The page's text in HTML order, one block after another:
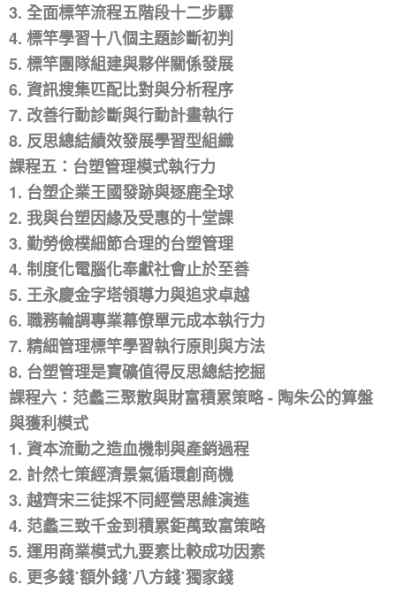
3. 全面標竿流程五階段十二步驟
4. 標竿學習十八個主題診斷初判
5. 標竿團隊組建與夥伴關係發展
6. 資訊搜集匹配比對與分析程序
7. 改善行動診斷與行動計畫執行
8. 反思總結績效發展學習型組織
課程五：台塑管理模式執行力
1. 台塑企業王國發跡與逐鹿全球
2. 我與台塑因緣及受惠的十堂課
3. 勤勞儉樸細節合理的台塑管理
4. 制度化電腦化奉獻社會止於至善
5. 王永慶金字塔領導力與追求卓越
6. 職務輪調專業幕僚單元成本執行力
7. 精細管理標竿學習執行原則與方法
8. 台塑管理是寶礦值得反思總結挖掘
課程六：范蠡三聚散與財富積累策略 - 陶朱公的算盤
與獲利模式
1. 資本流動之造血機制與產銷過程
2. 計然七策經濟景氣循環創商機
3. 越齊宋三徒採不同經營思維演進
4. 范蠡三致千金到積累鉅萬致富策略
5. 運用商業模式九要素比較成功因素
6. 更多錢˙額外錢˙八方錢˙獨家錢